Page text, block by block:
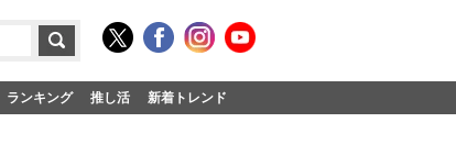
ランキング 推し活 新着トレンド